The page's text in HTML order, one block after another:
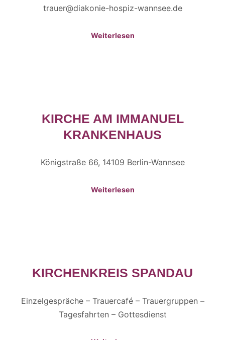
trauer@diakonie-hospiz-wannsee.de
Weiterlesen
KIRCHE AM IMMANUEL
KRANKENHAUS
Königstraße 66, 14109 Berlin-Wannsee
Weiterlesen
KIRCHENKREIS SPANDAU
Einzelgespräche – Trauercafé – Trauergruppen –
Tagesfahrten – Gottesdienst